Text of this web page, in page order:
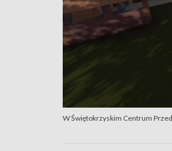
W Świętokrzyskim Centrum